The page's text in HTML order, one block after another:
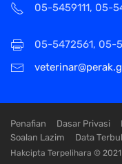
05-5459111, 05-
05-5472561, 05-
Penafian Dasar Privasi
Soalan Lazim
Data
Hakcipta Terpelihara ©